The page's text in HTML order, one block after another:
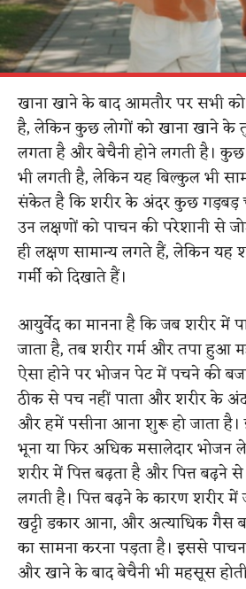
खाना खाने के बाद आमतौर पर सभी
है, लेकिन कुछ लोगों को खाना खाने के
लगता है और बेचैनी होने लगती है। कुछ
भी लगती है, लेकिन यह बिल्कुल भी
संकेत है कि शरीर के अंदर कुछ गड़बड़
उन लक्षणों को पाचन की परेशानी से
ही लक्षण सामान्य लगते हैं, लेकिन यह
गर्मी को दिखाते हैं।
आयुर्वेद का मानना है कि जब शरीर में
जाता है, तब शरीर गर्म और तपा हुआ
ऐसा होने पर भोजन पेट में पचने की
ठीक से पच नहीं पाता और शरीर के
और हमें पसीना आना शुरू हो जाता
भूना या फिर अधिक मसालेदार भोजन
शरीर में पित्त बढ़ता है और पित्त बढ़ने
लगती है। पित्त बढ़ने के कारण शरीर
खट्टी डकार आना, और अत्याधिक गैस
का सामना करना पड़ता है। इससे पाचन
और खाने के बाद बेचैनी भी महसूस